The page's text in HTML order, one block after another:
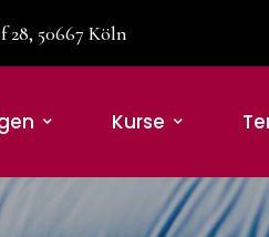
28, 50667 Köln
Kurse